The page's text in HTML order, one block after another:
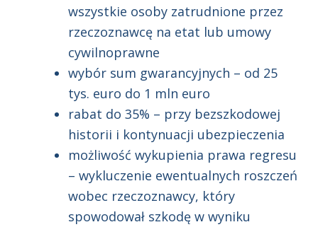
wszystkie osoby zatrudnione przez
rzeczoznawcę na etat lub umowy
cywilnoprawne
wybór sum gwarancyjnych – od 25
tys. euro do 1 mln euro
rabat do 35% – przy bezszkodowej
historii i kontynuacji ubezpieczenia
możliwość wykupienia prawa regresu
– wykluczenie ewentualnych roszczeń
wobec rzeczoznawcy, który
spowodował szkodę w wyniku